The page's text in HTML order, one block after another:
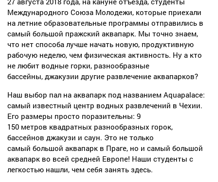
Международного Союза Молодежи, которые приехали
на летние образовательные программы отправились в
самый большой пражский аквапарк. Мы точно знаем,
что нет способа лучше начать новую, продуктивную
рабочую неделю, чем физическая активность. Ну а кто
не любит водные горки, разнообразные
бассейны, джакузии другие развлечение аквапарков?
Наш выбор пал на аквапарк под названием Aquapalace:
самый известный центр водных развлечений в Чехии.
Его размеры просто поразительны: 9
150 метров квадратных разнообразных горок,
бассейнов джакузи и саун. Это не только
самый большой аквапарк в Праге, но и самый большой
аквапарк во всей средней Европе! Наши студенты с
легкостью нашли, чем себя занять здесь.